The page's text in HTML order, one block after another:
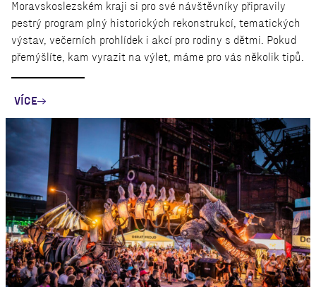
Moravskoslezském kraji si pro své návštěvníky připravily
pestrý program plný historických rekonstrukcí, tematických
výstav, večerních prohlídek i akcí pro rodiny s dětmi. Pokud
přemýšlíte, kam vyrazit na výlet, máme pro vás několik tipů.
VÍCE